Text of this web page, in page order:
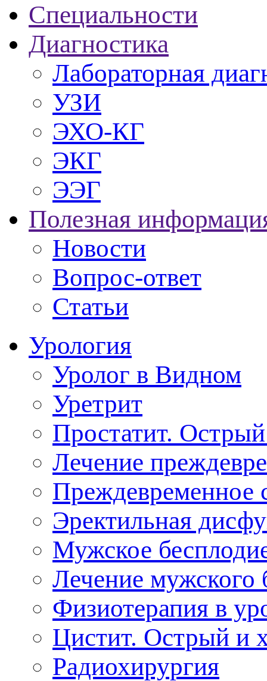
Специальности
Диагностика
Лабораторная
УЗИ
ЭХО-КГ
ЭКГ
ЭЭГ
Полезная
Новости
опрос-ответ
Статьи
Урология
Уролог в Видном
Уретрит
Простатит.
Лечение
Преждевременное
Эректильная
Мужское
Лечение мужского
Физиотерапия в
Цистит. Острый и
Радиохирургия